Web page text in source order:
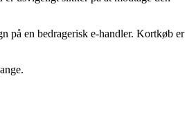
på en bedragerisk e-handler. Kortkøb er